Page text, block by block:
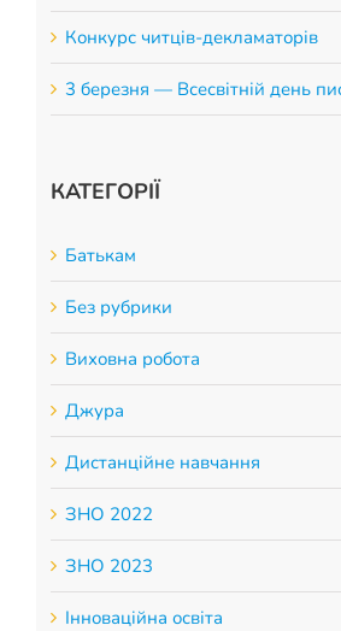
ШКІЛЬНА БІБЛІОТЕКА
Конкурс читців-декламаторів
3 березня — Всесвітній день
КАТЕГОРІЇ
Батькам
Без рубрики
Виховна робота
Джура
Дистанційне навчання
ЗНО 2022
ЗНО 2023
Інноваційна освіта